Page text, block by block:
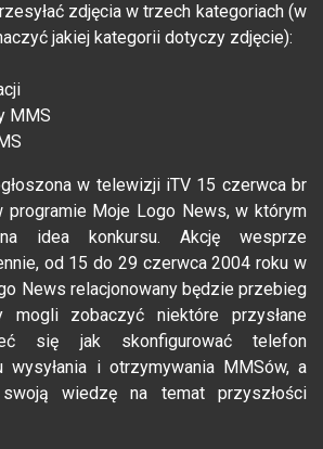
zdjęcia w trzech kategoriach (w
jakiej kategorii dotyczy zdjęcie):
MMS
w telewizji iTV 15 czerwca br
programie Moje Logo News, w którym
idea konkursu. Akcję wesprze
od 15 do 29 czerwca 2004 roku w
News relacjonowany będzie przebieg
mogli zobaczyć niektóre przysłane
się jak skonfigurować telefon
wysyłania i otrzymywania MMSów, a
wiedzę na temat przyszłości